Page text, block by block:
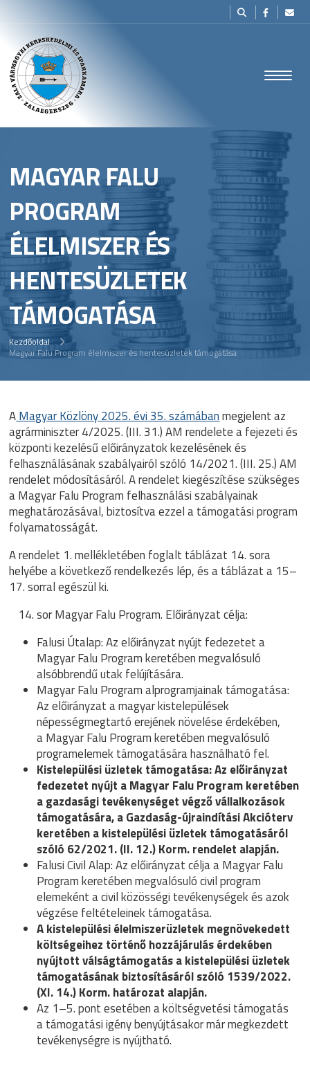
MAGYAR FALU
PROGRAM
ÉLELMISZER ÉS
HENTESÜZLETEK
TÁMOGATÁSA
Kezdőoldal
Magyar Falu Program élelmiszer és hentesüzletek támogatása
AMagyar Közlöny 2025. évi 35. számábanmegjelent az
agrárminiszter 4/2025. (III. 31.) AM rendelete a fejezeti és
központi kezelésű előirányzatok kezelésének és
felhasználásának szabályairól szóló 14/2021. (III. 25.) AM
rendelet módosításáról. A rendelet kiegészítése szükséges
a Magyar Falu Program felhasználási szabályainak
meghatározásával, biztosítva ezzel a támogatási program
folyamatosságát.
A rendelet 1. mellékletében foglalt táblázat 14. sora
helyébe a következő rendelkezés lép, és a táblázat a 15–
17. sorral egészül ki.
sor Magyar Falu Program. Előirányzat célja:
Falusi Útalap: Az előirányzat nyújt fedezetet a
Magyar Falu Program keretében megvalósuló
alsóbbrendű utak felújítására.
Magyar Falu Program alprogramjainak támogatása:
Az előirányzat a magyar kistelepülések
népességmegtartó erejének növelése érdekében,
a Magyar Falu Program keretében megvalósuló
programelemek támogatására használható fel.
Kistelepülési üzletek támogatása: Az előirányzat
fedezetet nyújt a Magyar Falu Program keretében
a gazdasági tevékenységet végző vállalkozások
támogatására, a Gazdaság-újraindítási Akcióterv
keretében a kistelepülési üzletek támogatásáról
szóló 62/2021. (II. 12.) Korm. rendelet alapján.
Falusi Civil Alap: Az előirányzat célja a Magyar Falu
Program keretében megvalósuló civil program
elemeként a civil közösségi tevékenységek és azok
végzése feltételeinek támogatása.
A kistelepülési élelmiszerüzletek megnövekedett
költségeihez történő hozzájárulás érdekében
nyújtott válságtámogatás a kistelepülési üzletek
támogatásának biztosításáról szóló 1539/2022.
(XI. 14.) Korm. határozat alapján.
Az 1–5. pont esetében a költségvetési támogatás
a támogatási igény benyújtásakor már megkezdett
tevékenységre is nyújtható.